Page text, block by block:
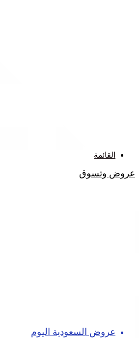
القائمة
عروض وتسوق
عروض السعودية اليوم